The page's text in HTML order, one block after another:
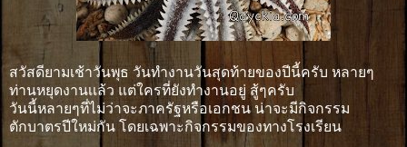
สวัสดียามเช้าวันพุธ วันทำงานวันสุดท้ายของปีนี้ครับ หลายๆ
ท่านหยุดงานเเล้ว แต่ใครที่ยังทำงานอยู่ สู้ๆครับ
วันนี้หลายๆที่ไม่ว่าจะภาครัฐหรือเอกชน น่าจะมีกิจกรรม
ตักบาตรปีใหม่กัน โดยเฉพาะกิจกรรมของทางโรงเรียน